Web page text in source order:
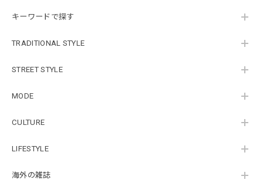
キーワードで探す
TRADITIONAL STYLE
STREET STYLE
MODE
CULTURE
LIFESTYLE
海外の雑誌